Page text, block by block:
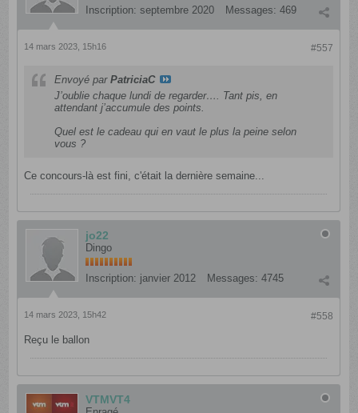
Inscription: septembre 2020 Messages: 469
#557
14 mars 2023, 15h16
Envoyé parPatriciaC
J’oublie chaque lundi de regarder…. Tant pis, en
attendant j’accumule des points.
Quel est le cadeau qui en vaut le plus la peine selon
vous ?
Ce concours-là est fini, c'était la dernière semaine...
jo22
Dingo
Inscription: janvier 2012 Messages: 4745
#558
14 mars 2023, 15h42
Reçu le ballon
VTMVT4